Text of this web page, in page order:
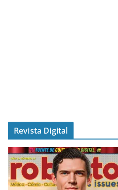
Revista Digital